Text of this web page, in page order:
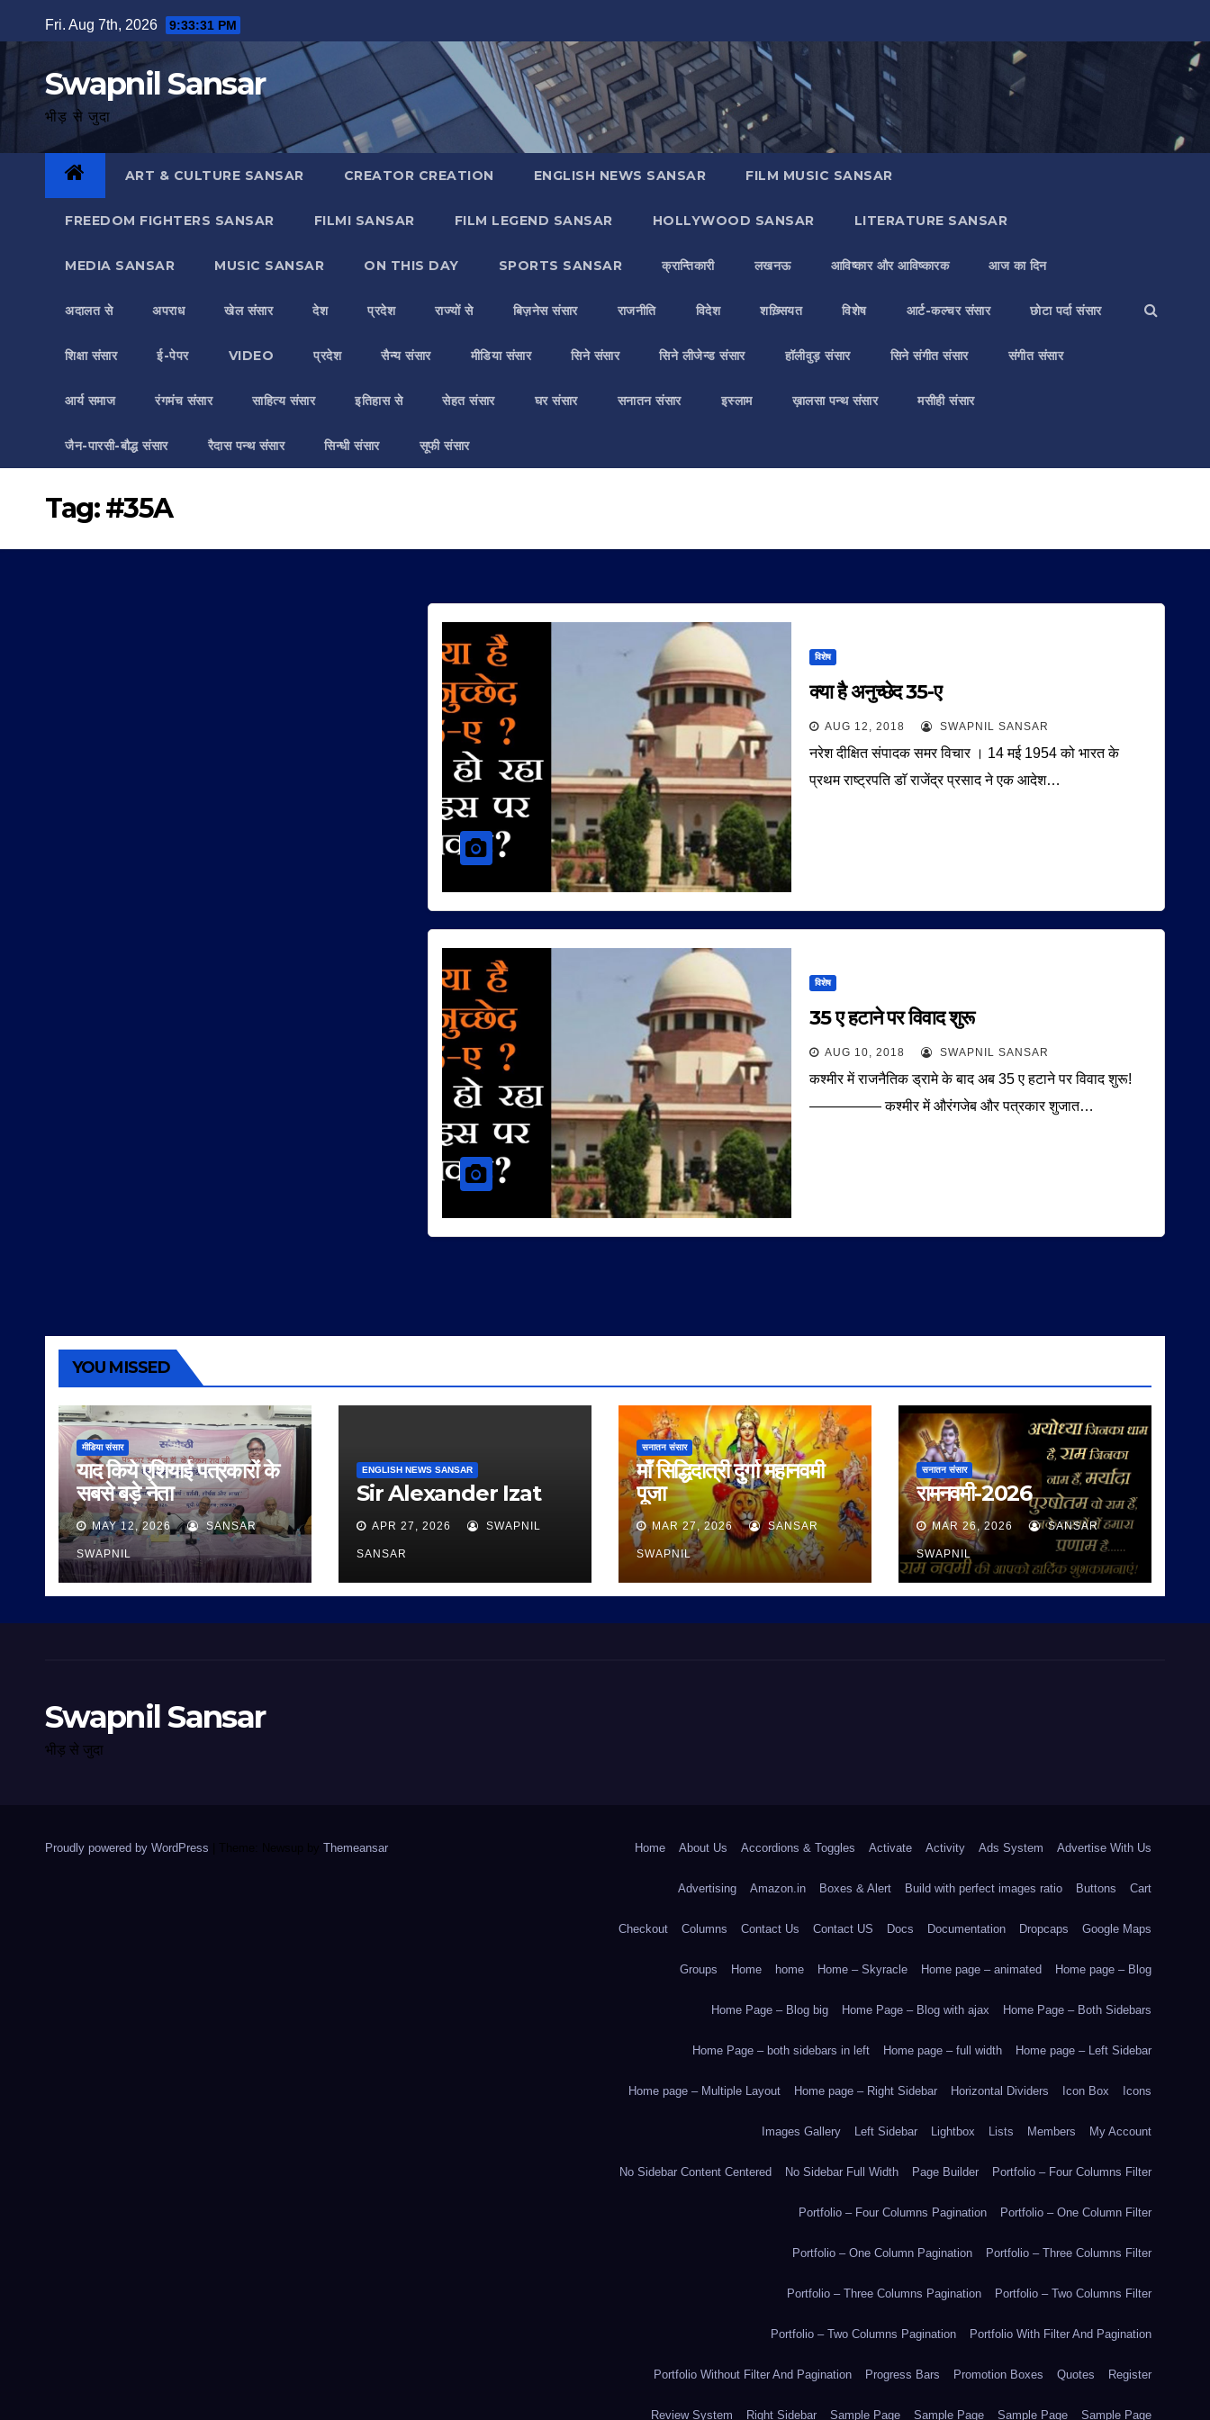
to
Fri. Aug 7th, 2026 9:33:32 PM
Swapnil Sansar
भीड़ से जुदा
ART & CULTURE SANSAR CREATOR CREATION ENGLISH NEWS SANSAR FILM MUSIC SANSAR
FREEDOM FIGHTERS SANSAR FILMI SANSAR FILM LEGEND SANSAR HOLLYWOOD SANSAR LITERATURE SANSAR
MEDIA SANSAR MUSIC SANSAR ON THIS DAY SPORTS SANSAR क्रान्तिकारी लखनऊ आविष्कार और आविष्कारक आज का दिन
अदालत से अपराध खेल संसार देश प्रदेश राज्यों से बिज़नेस संसार राजनीति विदेश शख़्सियत विशेष आर्ट-कल्चर संसार छोटा पर्दा संसार
शिक्षा संसार ई-पेपर VIDEO प्रदेश सैन्य संसार मीडिया संसार सिने संसार सिने लीजेन्ड संसार हॉलीवुड़ संसार सिने संगीत संसार संगीत संसार
आर्य समाज रंगमंच संसार साहित्य संसार इतिहास से सेहत संसार घर संसार सनातन संसार इस्लाम ख़ालसा पन्थ संसार मसीही संसार
जैन-पारसी-बौद्ध संसार रैदास पन्थ संसार सिन्धी संसार सूफी संसार
Tag:#35A
विशेष
क्या है अनुच्छेद 35-ए
AUG 12, 2018 SWAPNIL SANSAR
नरेश दीक्षित संपादक समर विचार । 14 मई 1954 को भारत के
प्रथम राष्ट्रपति डाॅ राजेंद्र प्रसाद ने एक आदेश…
विशेष
35 ए हटाने पर विवाद शुरू
AUG 10, 2018 SWAPNIL SANSAR
कश्मीर में राजनैतिक ड्रामे के बाद अब 35 ए हटाने पर विवाद शुरू!
————— कश्मीर में औरंगजेब और पत्रकार शुजात…
YOU MISSED
मीडिया संसार
याद किये एशियाई पत्रकारों के
सबसे बड़े नेता
MAY 12, 2026 SANSAR
SWAPNIL
ENGLISH NEWS SANSAR
Sir Alexander Izat
APR 27, 2026 SWAPNIL
SANSAR
सनातन संसार
माँ सिद्धिदात्री दुर्गा महानवमी
पूजा
MAR 27, 2026 SANSAR
SWAPNIL
सनातन संसार
रामनवमी-2026
MAR 26, 2026 SANSAR
SWAPNIL
Swapnil Sansar
भीड़ से जुदा
Proudly powered by WordPress Theme: Newsup by Themeansar. Home About Us Accordions & Toggles Activate Activity Ads System Advertise With Us
Advertising Amazon.in Boxes & Alert Build with perfect images ratio Buttons Cart
Checkout Columns Contact Us Contact US Docs Documentation Dropcaps Google Maps
Groups Home home Home – Skyracle Home page – animated Home page – Blog
Home Page – Blog big Home Page – Blog with ajax Home Page – Both Sidebars
Home Page – both sidebars in left Home page – full width Home page – Left Sidebar
Home page – Multiple Layout Home page – Right Sidebar Horizontal Dividers Icon Box Icons
Images Gallery Left Sidebar Lightbox Lists Members My Account
No Sidebar Content Centered No Sidebar Full Width Page Builder Portfolio – Four Columns Filter
Portfolio – Four Columns Pagination Portfolio – One Column Filter
Portfolio – One Column Pagination Portfolio – Three Columns Filter
Portfolio – Three Columns Pagination Portfolio – Two Columns Filter
Portfolio – Two Columns Pagination Portfolio With Filter And Pagination
Portfolio Without Filter And Pagination Progress Bars Promotion Boxes Quotes Register
Review System Right Sidebar Sample Page Sample Page Sample Page Sample Page